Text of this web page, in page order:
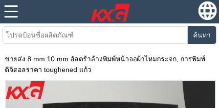
ค้นหา
ขายส่ง 8 mm 10 mm อัลตร้าล้างพิมพ์หน้าจอผ้าไหมกระจก, การพิมพ์
ดิจิตอลราคา toughened แก้ว